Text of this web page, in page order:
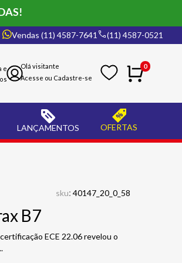
Vendas (11) 4587-7641 (11) 4587-0521
e
0
LANÇAMENTOS OFERTAS
sku: 40147_20_0_58
B7
ECE 22.06 revelou o